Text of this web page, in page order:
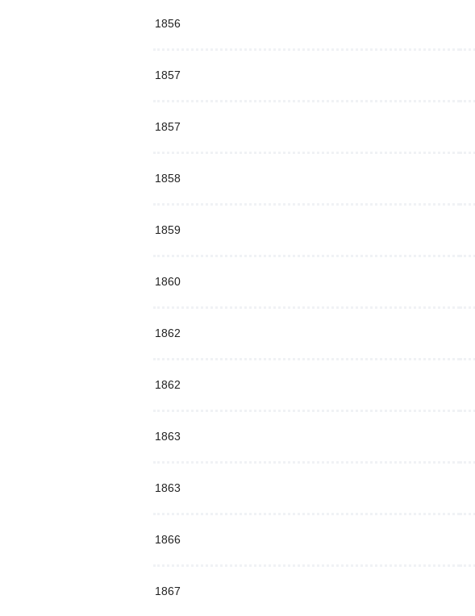
1856
1857
1857
1858
1859
1860
1862
1862
1863
1863
1866
1867